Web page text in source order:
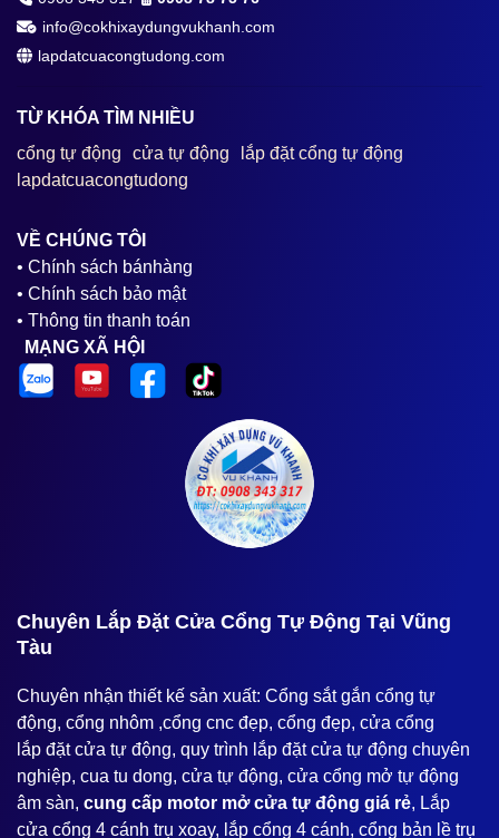
info@cokhixaydungvukhanh.com
lapdatcuacongtudong.com
TỪ KHÓA TÌM NHIỀU
cổng tự động
cửa tự động
lắp đặt cổng tự động
lapdatcuacongtudong
VỀ CHÚNG TÔI
• Chính sách bánhàng
• Chính sách bảo mật
• Thông tin thanh toán
MẠNG XÃ HỘI
️Chuyên Lắp Đặt Cửa Cổng Tự Động Tại Vũng
Tàu
Chuyên nhận thiết kế sản xuất: Cổng sắt gắn cổng tự
động, cổng nhôm ,cổng cnc đẹp, cổng đẹp, cửa cổng
lắp đặt cửa tự động, quy trình lắp đặt cửa tự động chuyên
nghiệp, cua tu dong, cửa tự động, cửa cổng mở tự động
âm sàn, cung cấp motor mở cửa tự động giá rẻ, Lắp
cửa cổng 4 cánh trụ xoay, lắp cổng 4 cánh, cổng bản lề trụ